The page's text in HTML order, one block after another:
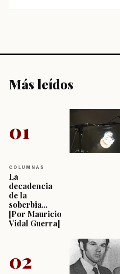
Más leídos
01
COLUMNAS
La
decadencia
de la
soberbia...
[Por Mauricio
Vidal Guerra]
02